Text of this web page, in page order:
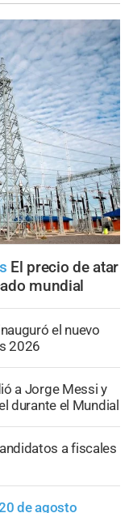
El precio de atar
mundial
el nuevo
2026
a Jorge Messi y
durante el Mundial
a fiscales
de agosto